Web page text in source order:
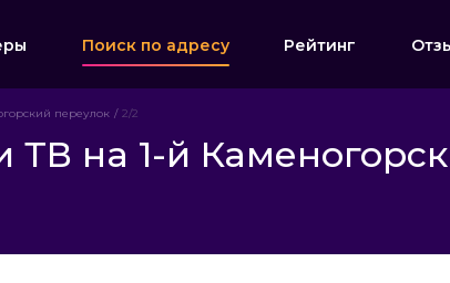
Поиск по адресу Рейтинг
переулок 2/2
на 1-й